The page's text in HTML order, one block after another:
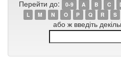
Перейти до: 0-9 A B C
L
M N O P Q R S
або ж введіть